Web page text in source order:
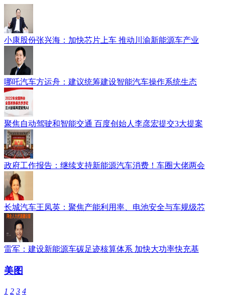
小康股份张兴海：加快芯片上车 推动川渝新能源车产业
哪吒汽车方运舟：建议统筹建设智能汽车操作系统生态
聚焦自动驾驶和智能交通 百度创始人李彦宏提交3大提案
政府工作报告：继续支持新能源汽车消费！车圈大佬两会
长城汽车王凤英：聚焦产能利用率、电池安全与车规级芯
雷军：建设新能源车碳足迹核算体系 加快大功率快充基
美图
1 2 3 4